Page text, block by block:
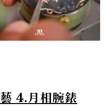
4.月相腕錶